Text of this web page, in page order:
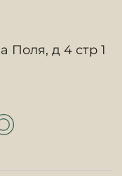
Поля, д 4 стр 1